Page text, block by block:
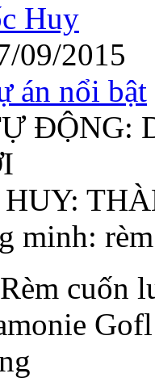
Huy
09/2015
án nổi bật
ĐỘNG:
minh: